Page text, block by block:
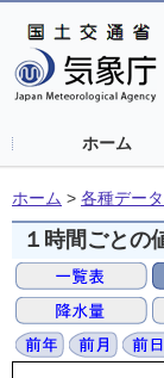
ホーム
ホーム > 各種デー
１時間ごとの